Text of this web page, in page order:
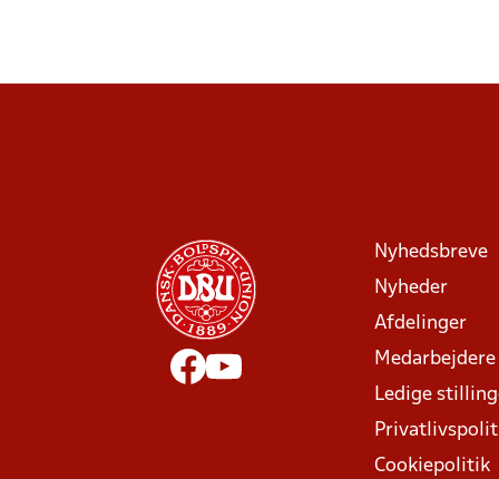
Nyhedsbreve
Nyheder
Afdelinger
Medarbejdere
Ledige
Cookiepolitik